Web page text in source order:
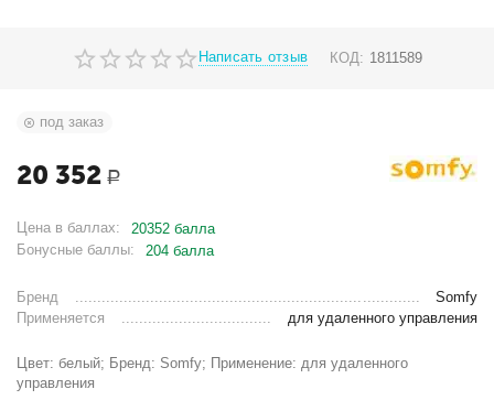
Написать отзыв КОД: 1811589
под заказ
20 352 Р
Цена в баллах:
20352 балла
Бонусные баллы:
204 балла
Бренд
Somfy
Применяется
для удаленного управления
Цвет: белый; Бренд: Somfy; Применение: для удаленного
управления